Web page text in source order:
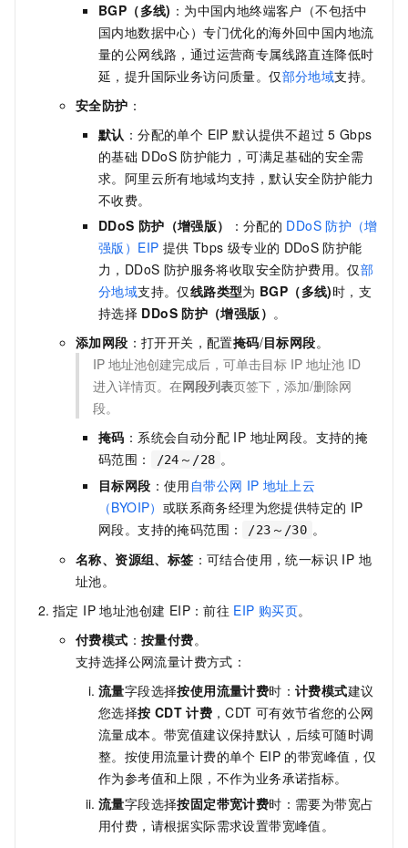
BGP（多线) ：为中国内地终端客户（不包括中
国内地数据中心）专门优化的海外回中国内地流
量的公网线路，通过运营商专属线路直连降低时
延，提升国际业务访问质量。仅部分地域支持。
安全防护 ：
默认 ：分配的单个 EIP 默认提供不超过 5 Gbps
的基础 DDoS 防护能力，可满足基础的安全需
求。阿里云所有地域均支持，默认安全防护能力
不收费。
DDoS 防护（增强版） ：分配的 DDoS 防护（增
强版）EIP 提供 Tbps 级专业的 DDoS 防护能
力，DDoS 防护服务将收取安全防护费用。仅部
分地域支持。仅线路类型为 BGP（多线)时，支
持选择 DDoS 防护（增强版） 。
添加网段 ：打开开关，配置掩码/目标网段。
IP 地址池创建完成后，可单击目标 IP 地址池 ID
进入详情页。在网段列表页签下，添加/删除网
段。
掩码 ：系统会自动分配 IP 地址网段。支持的掩
码范围：
/24～/28 。
目标网段 ：使用 自带公网 IP 地址上云
（BYOIP） 或联系商务经理为您提供特定的 IP
网段。支持的掩码范围：
/23～/30 。
名称、资源组、 标签 ：可结合使用，统一标识 IP 地
址池。
指定 IP 地址池创建 EIP：前往 EIP 购买页。
付费模式 ：按量付费。
支持选择公网流量计费方式：
流量字段选择按使用流量计费时：计费模式建议
您选择按 CDT 计费 ，CDT 可有效节省您的公网
流量成本。带宽值建议保持默认，后续可随时调
整。按使用流量计费的单个 EIP 的带宽峰值，仅
作为参考值和上限，不作为业务承诺指标。
流量字段选择按固定带宽计费时：需要为带宽占
用付费，请根据实际需求设置带宽峰值。